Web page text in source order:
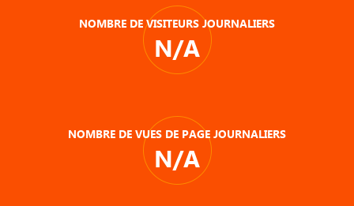
NOMBRE DE VISITEURS JOURNALIERS
N/A
NOMBRE DE VUES DE PAGE JOURNALIERS
N/A